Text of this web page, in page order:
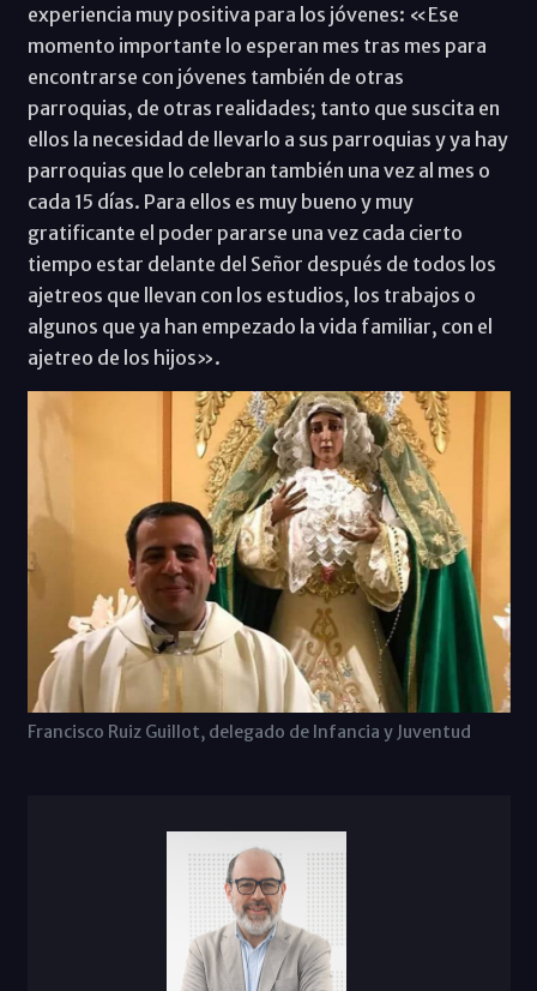
experiencia muy positiva para los jóvenes: «Ese
momento importante lo esperan mes tras mes para
encontrarse con jóvenes también de otras
parroquias, de otras realidades; tanto que suscita en
ellos la necesidad de llevarlo a sus parroquias y ya hay
parroquias que lo celebran también una vez al mes o
cada 15 días. Para ellos es muy bueno y muy
gratificante el poder pararse una vez cada cierto
tiempo estar delante del Señor después de todos los
ajetreos que llevan con los estudios, los trabajos o
algunos que ya han empezado la vida familiar, con el
ajetreo de los hijos».
Francisco Ruiz Guillot, delegado de Infancia y Juventud